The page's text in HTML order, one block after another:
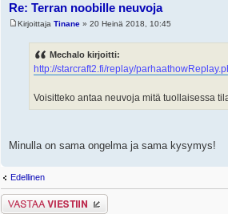
Re: Terran noobille neuvoja
Kirjoittaja Tinane » 20 Heinä 2018, 10:45
Mechalo kirjoitti:
http://starcraft2.fi/replay/parhaat
Voisitteko antaa neuvoja mitä tuollaisessa
Minulla on sama ongelma ja sama kysymys!
Edellinen
Lähetä vastaus